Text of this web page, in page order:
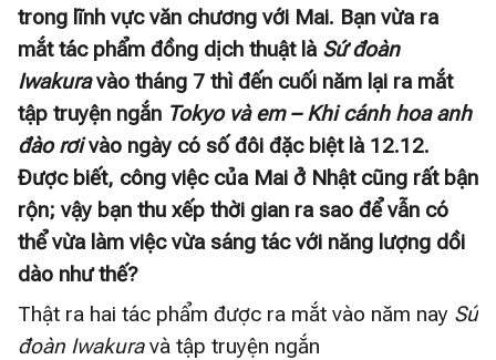
trong lĩnh vực văn chương với Mai. Bạn vừa ra
mắt tác phẩm đồng dịch thuật là Sứ đoàn
Iwakuravào tháng 7 thì đến cuối năm lại ra mắt
tập truyện ngắn Tokyo và em – Khi cánh hoa anh
đào rơivào ngày có số đôi đặc biệt là 12.12.
Được biết, công việc của Mai ở Nhật cũng rất bận
rộn; vậy bạn thu xếp thời gian ra sao để vẫn có
thể vừa làm việc vừa sáng tác với năng lượng dồi
dào như thế?
Thật ra hai tác phẩm được ra mắt vào năm nay Sứ
đoàn Iwakuravà tập truyện ngắn